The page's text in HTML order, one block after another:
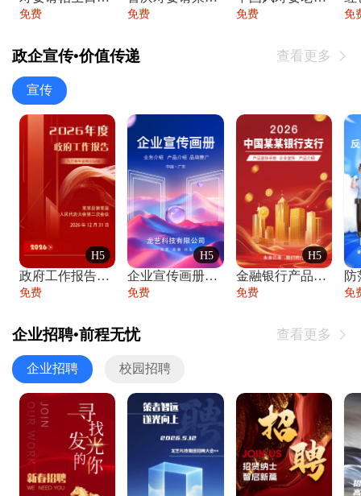
免费 免费 免费 免
政企宣传•价值传递 查看更多 
宣传
H5
政府工作报告政府年终工作总结
免费
H5
企业宣传画册公司简介产品介绍业务宣传手册
免费
H5
金融银行产品宣传手册企业宣传产品介绍
免费
防
免
企业招聘•前程无忧 查看更多 
企业招聘 校园招聘